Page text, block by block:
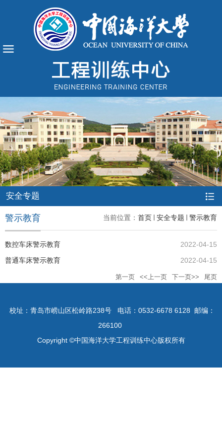
安全专题
当前位置： 首页 安全专题 警示教育
警示教育
数控车床警示教育
2022-04-15
普通车床警示教育
2022-04-15
第一页 <<上一页 下一页>> 尾页
校址：青岛市崂山区松岭路238号 电话：0532-6678 6128
邮编：
266100
Copyright ©中国海洋大学工程训练中心版权所有